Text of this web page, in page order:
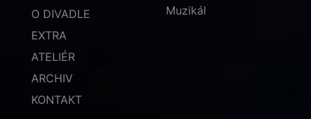
O DIVADLE
EXTRA
ATELIÉR
ARCHIV
KONTAKT
Muzikál